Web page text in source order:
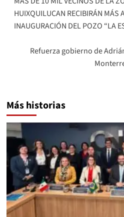
navigation
HUIXQUILUCAN RECIBIRÁN MÁS
INAUGURACIÓN DEL POZO “LA
Refuerza gobierno de
Más historias